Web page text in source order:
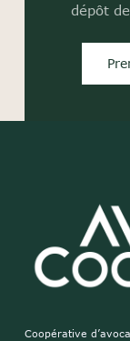
dépôt
Coopérative